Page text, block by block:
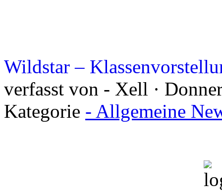
Wildstar –
verfasst von - Xell ·
Kategorie - Allgemeine